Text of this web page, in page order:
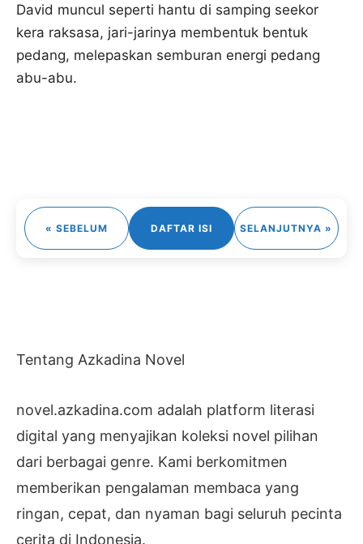
David muncul seperti hantu di samping seekor
kera raksasa, jari-jarinya membentuk bentuk
pedang, melepaskan semburan energi pedang
abu-abu.
« SEBELUM DAFTAR ISI SELANJUTNYA »
Tentang Azkadina Novel
novel.azkadina.com adalah platform literasi
digital yang menyajikan koleksi novel pilihan
dari berbagai genre. Kami berkomitmen
memberikan pengalaman membaca yang
ringan, cepat, dan nyaman bagi seluruh pecinta
cerita di Indonesia.